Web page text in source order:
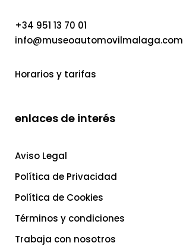
+34 951 13 70 01
info@museoautomovilmalaga.com
Horarios y tarifas
enlaces de interés
Aviso Legal
Política de Privacidad
Política de Cookies
Términos y condiciones
Trabaja con nosotros